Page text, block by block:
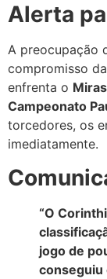
Alerta
A preocupação
compromisso
enfrenta o
Campeonato
torcedores, os
imediatamente.
“O
jogo de
conseguiu